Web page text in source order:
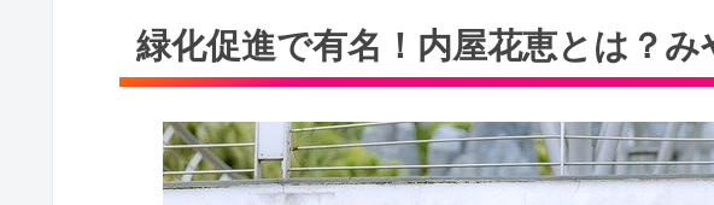
緑化促進で有名！内屋花恵とは？